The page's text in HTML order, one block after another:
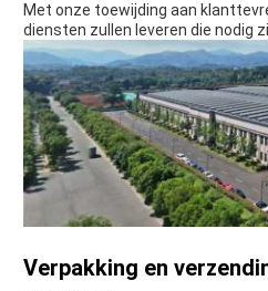
Met onze toewijding aan
diensten zullen leveren die nodig
Verpakking en